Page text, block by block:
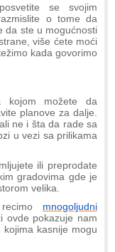
se svojim
o tome da
da ste u mogućnosti
više ćete moći
kada govorimo
kojom možete da
planove za dalje.
ne i šta da rade sa
u vezi sa prilikama
ili preprodate
gradovima gde je
velika.
mnogoljudni
ovde pokazuje nam
kasnije mogu